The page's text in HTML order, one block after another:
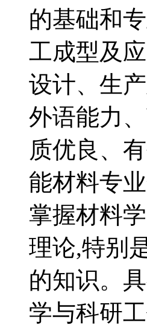
的基础和
工成型及
设计、生
外语能力
质优良、
能材料专
掌握材料
理论,特别
的知识。
学与科研